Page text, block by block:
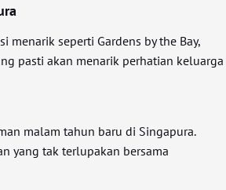
menarik seperti Gardens by the Bay,
pasti akan menarik perhatian keluarga
malam tahun baru di Singapura.
yang tak terlupakan bersama